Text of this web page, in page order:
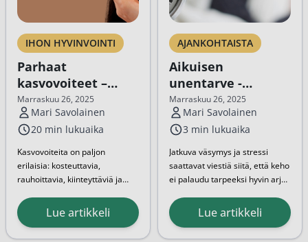
IHON HYVINVOINTI
Parhaat
kasvovoiteet –
Apteekkarin
suositukset
Marraskuu 26, 2025
Mari Savolainen
20 min lukuaika
Kasvovoiteita on paljon
erilaisia: kosteuttavia,
rauhoittavia, kiinteyttäviä ja
siis tietää, mikä kasvovoide
sopii juuri omalle iholle?
Lue artikkeli
AJANKOHTAISTA
Aikuisen
unentarve -
Montako tuntia
riittää?
Marraskuu 26, 2025
Mari Savolainen
3 min lukuaika
Jatkuva väsymys ja stressi
saattavat viestiä siitä, että keho
ei palaudu tarpeeksi hyvin arjen
tärkeä tehtävä
kokonaisvaltaisen hyvinvoinnin
Lue artikkeli